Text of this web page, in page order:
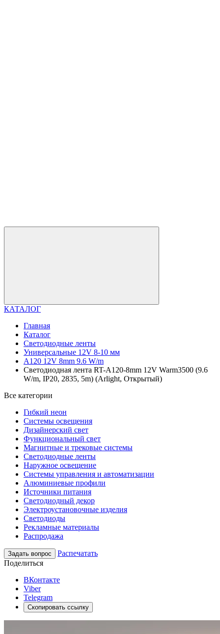
КАТАЛОГ
Главная
Каталог
Светодиодные ленты
Универсальные 12V 8-10 мм
A120 12V 8mm 9.6 W/m
Светодиодная лента RT-A120-8mm 12V Warm3500 (9.6
W/m, IP20, 2835, 5m) (Arlight, Открытый)
Все категории
Гибкий неон
Системы освещения
Дизайнерский свет
Функциональный свет
Магнитные и трековые системы
Светодиодные ленты
Наружное освещение
Системы управления и автоматизации
Алюминиевые профили
Источники питания
Светодиодный декор
Электроустановочные изделия
Светодиоды
Рекламные материалы
Распродажа
Задать вопрос
Распечатать
Поделиться
ВКонтакте
Viber
Telegram
Скопировать ссылку